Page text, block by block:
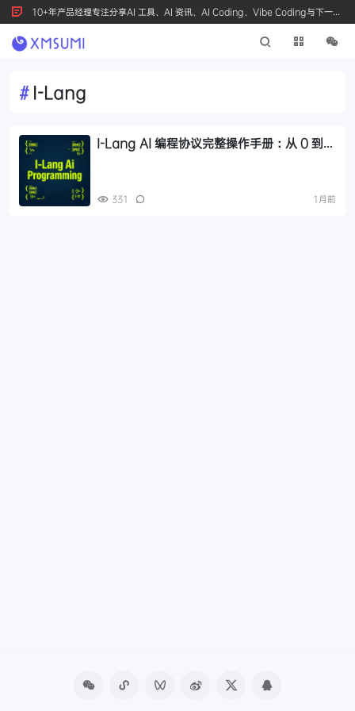
10+年产品经理专注分享AI 工具、AI 资讯、AI Coding、Vibe Coding与下一代
产品创新，按 Ctrl+D 收藏我们
# I-Lang
I-Lang AI 编程协议完整操作手册：从 0 到上
331 1月前